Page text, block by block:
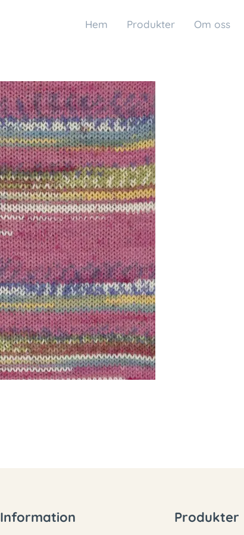
Hem Produkter Om oss
Information Produkter